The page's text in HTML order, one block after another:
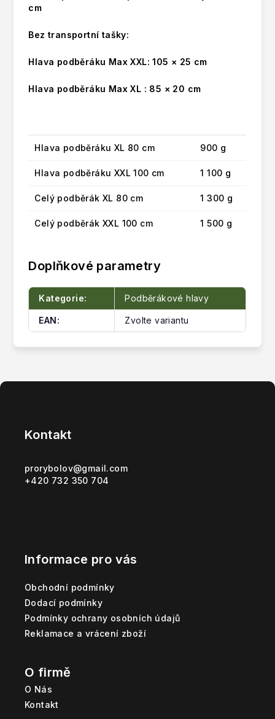
cm
Bez transportní tašky:
Hlava podběráku Max XXL: 105 × 25 cm
Hlava podběráku Max XL : 85 × 20 cm
Hlava podběráku XL 80 cm 900 g
Hlava podběráku XXL 100 cm 1 100 g
Celý podběrák XL 80 cm 1 300 g
Celý podběrák XXL 100 cm 1 500 g
Doplňkové parametry
Kategorie: Podběrákové hlavy
EAN: Zvolte variantu
Kontakt
prorybolov@gmail.com
+420 732 350 704
Informace pro vás
Obchodní podmínky
Dodací podmínky
Podmínky ochrany osobních údajů
Reklamace a vrácení zboží
O firmě
O Nás
Kontakt